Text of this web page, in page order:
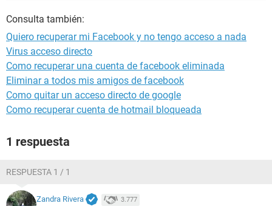
Consulta también:
Quiero recuperar mi Facebook y no tengo acceso a nada
Virus acceso directo
Como recuperar una cuenta de facebook eliminada
Eliminar a todos mis amigos de facebook
Como quitar un acceso directo de google
Como recuperar cuenta de hotmail bloqueada
1 respuesta
RESPUESTA 1 / 1
Zandra Rivera 3.777